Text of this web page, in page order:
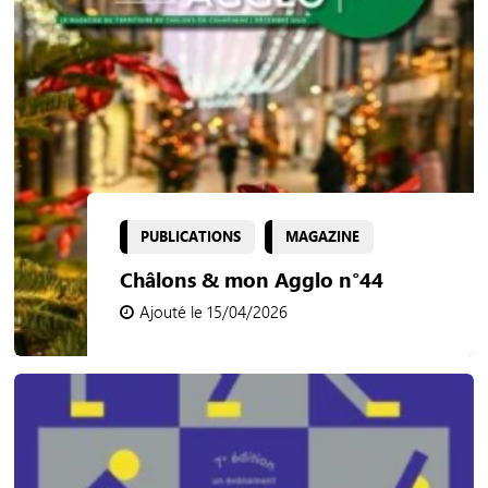
PUBLICATIONS MAGAZINE
Châlons & mon Agglo n°44
Ajouté le 15/04/2026